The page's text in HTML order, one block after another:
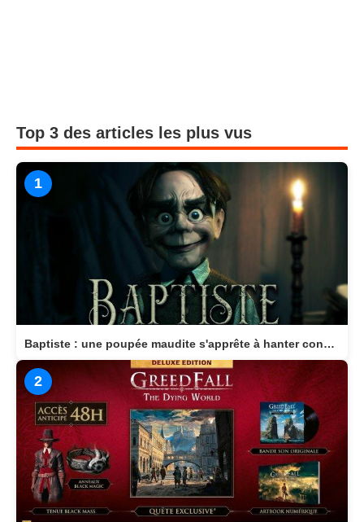
Top 3 des articles les plus vus
1
Baptiste : une poupée maudite s'apprête à hanter consoles et PC en 2026
2